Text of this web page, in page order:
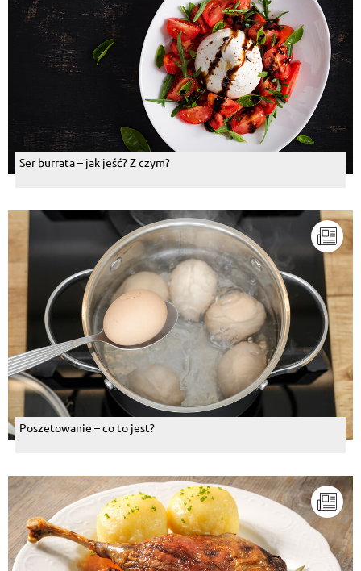
Ser burrata – jak jeść? Z czym?
Poszetowanie – co to jest?